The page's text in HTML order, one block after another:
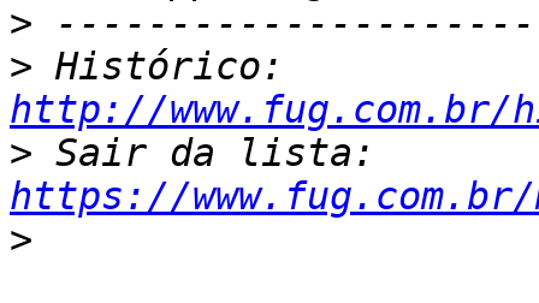
>
>
http://
>
https://
>